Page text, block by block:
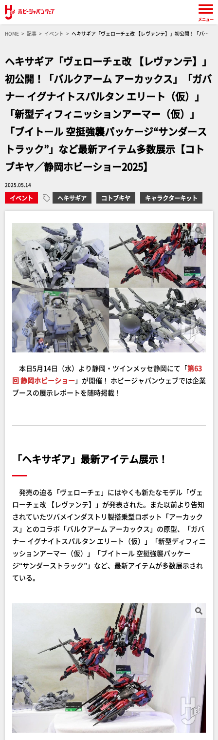
HOME 記事 イベント
ヘキサギア「ヴェローチェ改 【レヴァンテ】」初公開！「バル
アイテム多数展示【コトブキヤ／静岡ホビーショー2025】
ヘキサギア「ヴェローチェ改 【レヴァンテ】」
初公開！「バルクアーム アーカックス」「ガバ
ナー イグナイトスパルタン エリート（仮）」
「新型ディフィニッションアーマー（仮）」
「ブイトール 空挺強襲パッケージ“サンダース
トラック”」など最新アイテム多数展示【コト
ブキヤ／静岡ホビーショー2025】
2025.05.14
イベント ヘキサギア コトブキヤ キャラクターキット
本日5月14日（水）より静岡・ツインメッセ静岡にて「第63
回 静岡ホビーショー」が開催！ ホビージャパンウェブでは企業
ブースの展示レポートを随時掲載！
「ヘキサギア」最新アイテム展示！
発売の迫る「ヴェローチェ」にはやくも新たなモデル「ヴェ
ローチェ改 【レヴァンテ】」が発表された。また以前より告知
されていたツバメインダストリ製搭乗型ロボット「アーカック
ス」とのコラボ「バルクアーム アーカックス」の原型、「ガバ
ナー イグナイトスパルタン エリート（仮）」「新型ディフィニ
ッションアーマー（仮）」「ブイトール 空挺強襲パッケー
ジ“サンダーストラック”」など、最新アイテムが多数展示され
ている。
メニュー